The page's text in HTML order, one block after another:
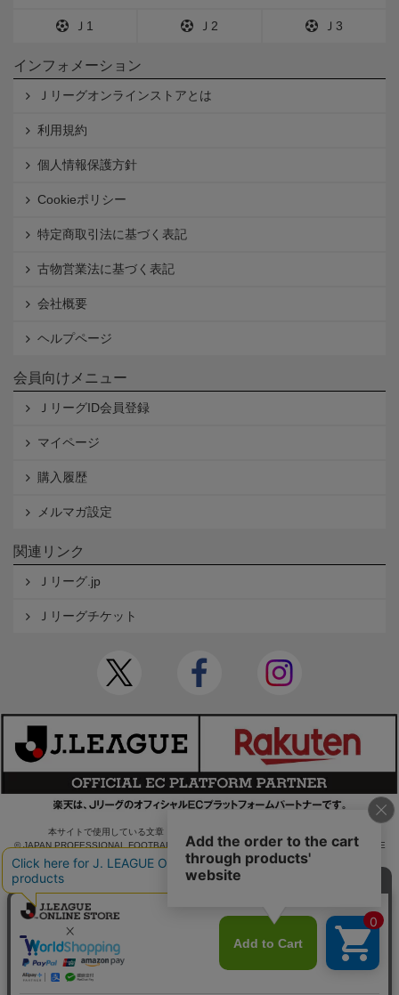
Ｊ1 Ｊ2 Ｊ3
インフォメーション
Ｊリーグオンラインストアとは
利用規約
個人情報保護方針
Cookieポリシー
特定商取引法に基づく表記
古物営業法に基づく表記
会社概要
ヘルプページ
会員向けメニュー
ＪリーグID会員登録
マイページ
購入履歴
メルマガ設定
関連リンク
Ｊリーグ.jp
Ｊリーグチケット
本サイトで使用している文章・画像等の無断での複製・転載を禁止します。
© JAPAN PROFESSIONAL FOOTBALL LEAGUE Rakuten Group, Inc. ALL RIGHTS RE
SERVED.